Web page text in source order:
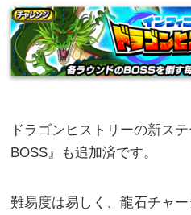
ドラゴンヒストリーの新ス
BOSS』も追加済です。
難易度は易しく、龍石チャー